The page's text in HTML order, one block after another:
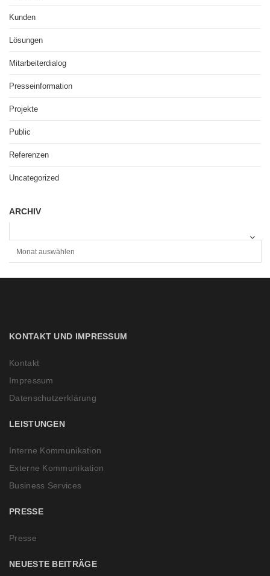
Kunden
Lösungen
Mitarbeiterdialog
Presseinformation
Projekte
Public
Referenzen
Uncategorized
ARCHIV
C
H
KONTAKT UND IMPRESSUM
Kontakt
Impressum
Datenschutzerklärung
LEISTUNGEN
Interne Kommunikation
Externe Kommunikation
Business Services
PRESSE
Presse
NEUESTE BEITRÄGE